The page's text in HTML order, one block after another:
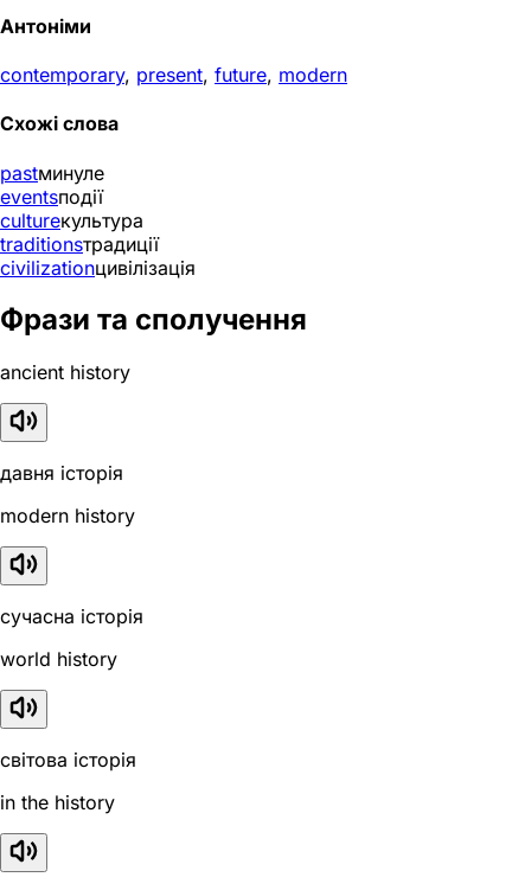
Антоніми
contemporary, present, future, modern
Схожі слова
pastминуле
eventsподії
cultureкультура
traditionsтрадиції
civilizationцивілізація
Фрази та сполучення
ancient history
давня історія
modern history
сучасна історія
world history
світова історія
in the history